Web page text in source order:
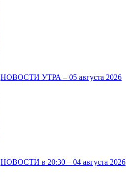
НОВОСТИ УТРА – 05 августа 2026
НОВОСТИ в 20:30 – 04 августа 2026